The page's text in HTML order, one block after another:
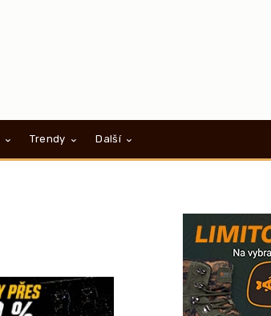
Trendy Další